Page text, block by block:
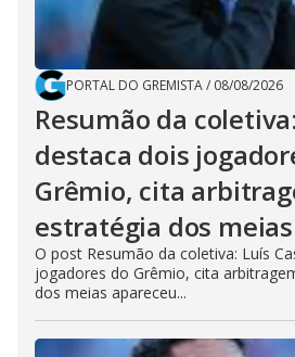
PORTAL DO GREMISTA/ 08/08/2026
Resumão da
destaca dois
Grêmio, cita
estratégia dos meias
O post Resumão da coletiva: Luís
jogadores do Grêmio, cita
dos meias apareceu...